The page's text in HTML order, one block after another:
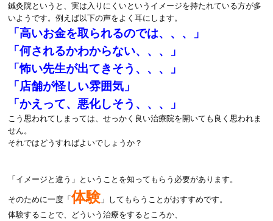
鍼灸院というと、実は入りにくいというイメージを持たれている方が多
いようです。例えば以下の声をよく耳にします。
「高いお金を取られるのでは、、、」
「何されるかわからない、、、」
「怖い先生が出てきそう、、、」
「店舗が怪しい雰囲気」
「かえって、悪化しそう、、、」
こう思われてしまっては、せっかく良い治療院を開いても良く思われま
せん。
それではどうすればよいでしょうか？
「イメージと違う」ということを知ってもらう必要があります。
そのために一度「体験 」してもらうことがおすすめです。
体験することで、どういう治療をするところか、